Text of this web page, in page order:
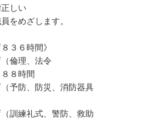
しい
めざします。
３６時間》
、法令
間
防災、消防器具
式、警防、救助